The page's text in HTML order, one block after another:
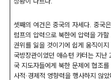
셋째의 여건은 중국의 자세다. 중국
럼프의 압력으로 북한에 압력을 가
권위를 잃을 것이기에 쉽게 움직이
국방장관이었던 애슈턴 카터는 지난
국 지도자들에게 북한 문제에 협조
사적·경제적 영향력을 행사하지 않았